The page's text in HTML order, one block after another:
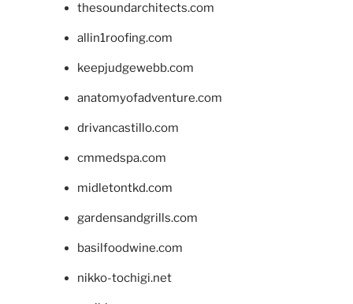
thesoundarchitects.com
allin1roofing.com
keepjudgewebb.com
anatomyofadventure.com
drivancastillo.com
cmmedspa.com
midletontkd.com
gardensandgrills.com
basilfoodwine.com
nikko-tochigi.net